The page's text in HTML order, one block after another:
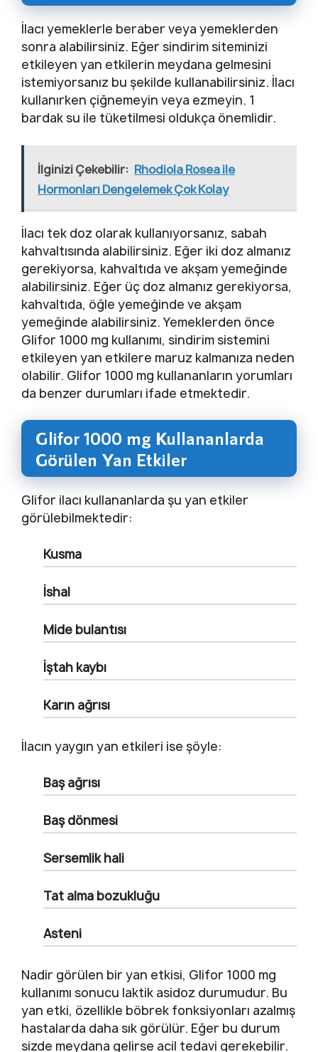
İlacı yemeklerle beraber veya yemeklerden
sonra alabilirsiniz. Eğer sindirim siteminizi
etkileyen yan etkilerin meydana gelmesini
istemiyorsanız bu şekilde kullanabilirsiniz. İlacı
kullanırken çiğnemeyin veya ezmeyin. 1
bardak su ile tüketilmesi oldukça önemlidir.
İlginizi Çekebilir: Rhodiola Rosea ile
Hormonları Dengelemek Çok Kolay
İlacı tek doz olarak kullanıyorsanız, sabah
kahvaltısında alabilirsiniz. Eğer iki doz almanız
gerekiyorsa, kahvaltıda ve akşam yemeğinde
alabilirsiniz. Eğer üç doz almanız gerekiyorsa,
kahvaltıda, öğle yemeğinde ve akşam
yemeğinde alabilirsiniz. Yemeklerden önce
Glifor 1000 mg kullanımı, sindirim sistemini
etkileyen yan etkilere maruz kalmanıza neden
olabilir. Glifor 1000 mg kullananların yorumları
da benzer durumları ifade etmektedir.
Glifor 1000 mg Kullananlarda
Görülen Yan Etkiler
Glifor ilacı kullananlarda şu yan etkiler
görülebilmektedir:
Kusma
İshal
Mide bulantısı
İştah kaybı
Karın ağrısı
İlacın yaygın yan etkileri ise şöyle:
Baş ağrısı
Baş dönmesi
Sersemlik hali
Tat alma bozukluğu
Asteni
Nadir görülen bir yan etkisi, Glifor 1000 mg
kullanımı sonucu laktik asidoz durumudur. Bu
yan etki, özellikle böbrek fonksiyonları azalmış
hastalarda daha sık görülür. Eğer bu durum
sizde meydana gelirse acil tedavi gerekebilir.